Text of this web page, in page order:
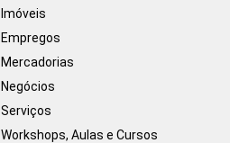
Imóveis
Empregos
Mercadorias
Negócios
Serviços
Workshops, Aulas e Cursos